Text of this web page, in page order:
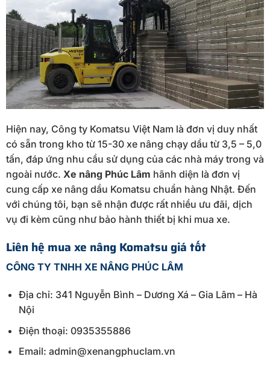
Hiện nay, Công ty Komatsu Việt Nam là đơn vị duy nhất
có sẵn trong kho từ 15-30 xe nâng chạy dầu từ 3,5 – 5,0
tấn, đáp ứng nhu cầu sử dụng của các nhà máy trong và
ngoài nước. Xe nâng Phúc Lâm hãnh diện là đơn vị
cung cấp xe nâng dầu Komatsu chuẩn hàng Nhật. Đến
với chúng tôi, bạn sẽ nhận được rất nhiều ưu đãi, dịch
vụ đi kèm cũng như bảo hành thiết bị khi mua xe.
Liên hệ mua xe nâng Komatsu giá tốt
CÔNG TY TNHH XE NÂNG PHÚC LÂM
Địa chỉ: 341 Nguyễn Bình – Dương Xá – Gia Lâm – Hà
Nội
Điện thoại: 0935355886
Email: admin@xenangphuclam.vn